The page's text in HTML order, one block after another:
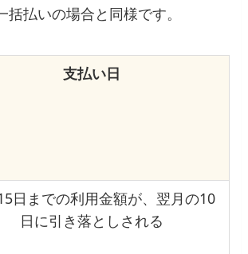
括払いの場合と同様です。
支払い日
日までの利用金額が、翌月の10
日に引き落としされる